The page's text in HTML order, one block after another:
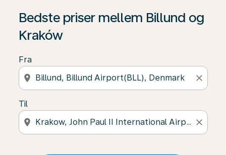
Bedste priser mellem Billund og
Kraków
Fra
location_on close
Til
location_on close